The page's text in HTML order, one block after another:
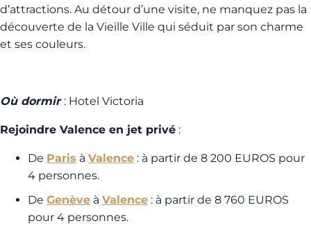
d’attractions. Au détour d’une visite, ne manquez pas la
découverte de la Vieille Ville qui séduit par son charme
et ses couleurs.
Où dormir : Hotel Victoria
Rejoindre Valence en jet privé :
De Paris à Valence : à partir de 8 200 EUROS pour
4 personnes.
De Genève à Valence : à partir de 8 760 EUROS
pour 4 personnes.